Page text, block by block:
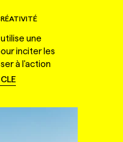
une
inciter les
à l'action